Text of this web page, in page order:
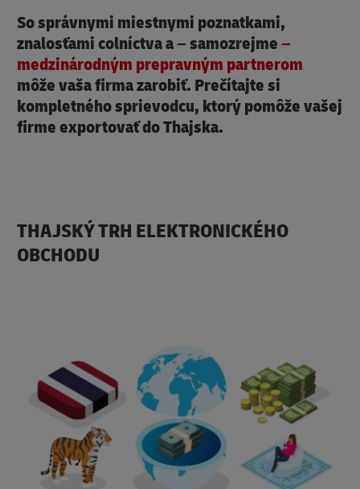
So správnymi miestnymi poznatkami,
znalosťami colníctva a – samozrejme–
medzinárodným prepravným partnerom
môže vaša firma zarobiť. Prečítajte si
kompletného sprievodcu, ktorý pomôže vašej
firme exportovať do Thajska.
THAJSKÝ TRH ELEKTRONICKÉHO
OBCHODU